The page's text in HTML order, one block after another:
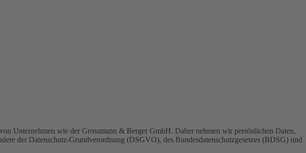
Unternehmen wie der Grossmann & Berger GmbH. Daher nehmen wir persönlichen Daten,
der Datenschutz-Grundverordnung (DSGVO), des Bundesdatenschutzgesetzes (BDSG) und